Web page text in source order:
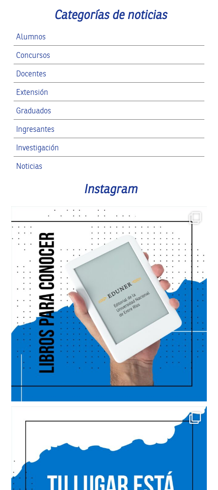
Categorías de noticias
Alumnos
Concursos
Docentes
Extensión
Graduados
Ingresantes
Investigación
Noticias
Instagram